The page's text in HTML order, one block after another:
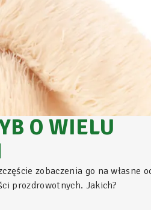
O WIELU
zobaczenia go na własne
prozdrowotnych. Jakich?